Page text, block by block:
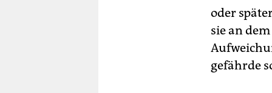
oder
sie an
gefährde